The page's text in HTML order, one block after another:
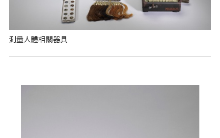
測量人體相關器具